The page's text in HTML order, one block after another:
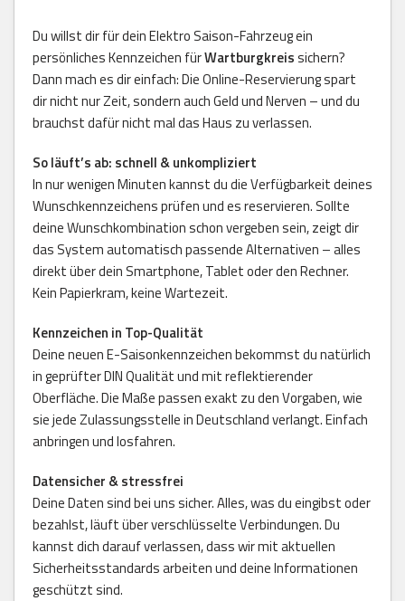
Du willst dir für dein Elektro Saison-Fahrzeug ein
persönliches Kennzeichen fürWartburgkreissichern?
Dann mach es dir einfach: Die Online-Reservierung spart
dir nicht nur Zeit, sondern auch Geld und Nerven – und du
brauchst dafür nicht mal das Haus zu verlassen.
So läuft’s ab: schnell & unkompliziert
In nur wenigen Minuten kannst du die Verfügbarkeit deines
Wunschkennzeichens prüfen und es reservieren. Sollte
deine Wunschkombination schon vergeben sein, zeigt dir
das System automatisch passende Alternativen – alles
direkt über dein Smartphone, Tablet oder den Rechner.
Kein Papierkram, keine Wartezeit.
Kennzeichen in Top-Qualität
Deine neuen E-Saisonkennzeichen bekommst du natürlich
in geprüfter DIN Qualität und mit reflektierender
Oberfläche. Die Maße passen exakt zu den Vorgaben, wie
sie jede Zulassungsstelle in Deutschland verlangt. Einfach
anbringen und losfahren.
Datensicher & stressfrei
Deine Daten sind bei uns sicher. Alles, was du eingibst oder
bezahlst, läuft über verschlüsselte Verbindungen. Du
kannst dich darauf verlassen, dass wir mit aktuellen
Sicherheitsstandards arbeiten und deine Informationen
geschützt sind.